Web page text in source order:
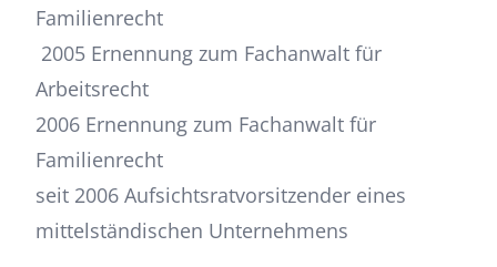
Familienrecht
2005 Ernennung zum Fachanwalt für
Arbeitsrecht
2006 Ernennung zum Fachanwalt für
Familienrecht
seit 2006 Aufsichtsratvorsitzender eines
mittelständischen Unternehmens